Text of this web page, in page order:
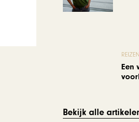
REIZEN
Een
Bekijk alle